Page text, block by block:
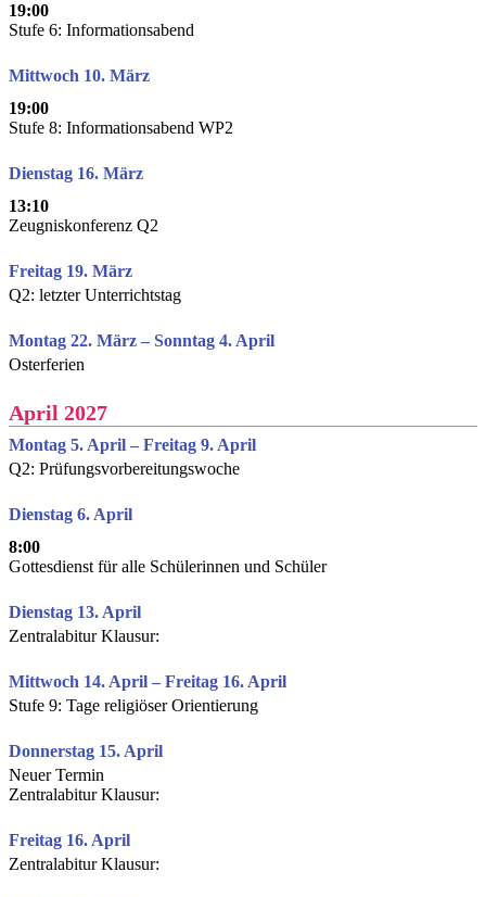
19:00
Stufe 6: Informationsabend
Mittwoch 10. März
19:00
Stufe 8: Informationsabend WP2
Dienstag 16. März
13:10
Zeugniskonferenz Q2
Freitag 19. März
Q2: letzter Unterrichtstag
Montag 22. März – Sonntag 4. April
Osterferien
April 2027
Montag 5. April – Freitag 9. April
Q2: Prüfungsvorbereitungswoche
Dienstag 6. April
8:00
Gottesdienst für alle Schülerinnen und Schüler
Dienstag 13. April
Zentralabitur Klausur:
Mittwoch 14. April – Freitag 16. April
Stufe 9: Tage religiöser Orientierung
Donnerstag 15. April
Neuer Termin
Zentralabitur Klausur:
Freitag 16. April
Zentralabitur Klausur: